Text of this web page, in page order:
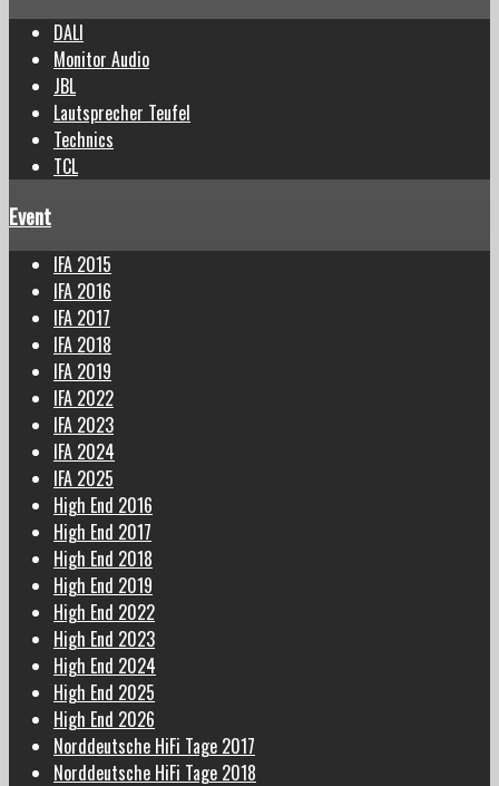
DALI
Monitor Audio
JBL
Lautsprecher Teufel
Technics
TCL
Event
IFA 2015
IFA 2016
IFA 2017
IFA 2018
IFA 2019
IFA 2022
IFA 2023
IFA 2024
IFA 2025
High End 2016
High End 2017
High End 2018
High End 2019
High End 2022
High End 2023
High End 2024
High End 2025
High End 2026
Norddeutsche HiFi Tage 2017
Norddeutsche HiFi Tage 2018